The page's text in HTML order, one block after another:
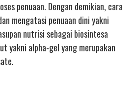
penuaan. Dengan demikian, cara
mengatasi penuaan dini yakni
nutrisi sebagai biosintesa
yakni alpha-gel yang merupakan